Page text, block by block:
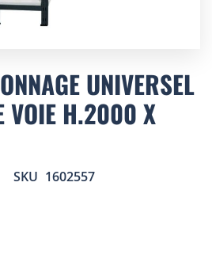
UNIVERSEL
VOIE H.2000 X
SKU 1602557